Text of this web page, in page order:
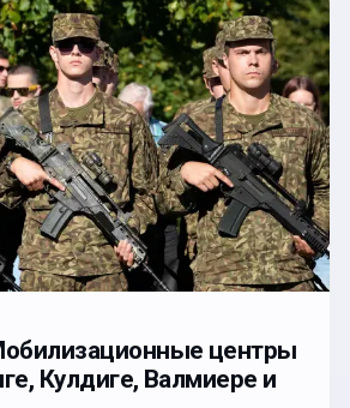
центры
Кулдиге, Валмиере и